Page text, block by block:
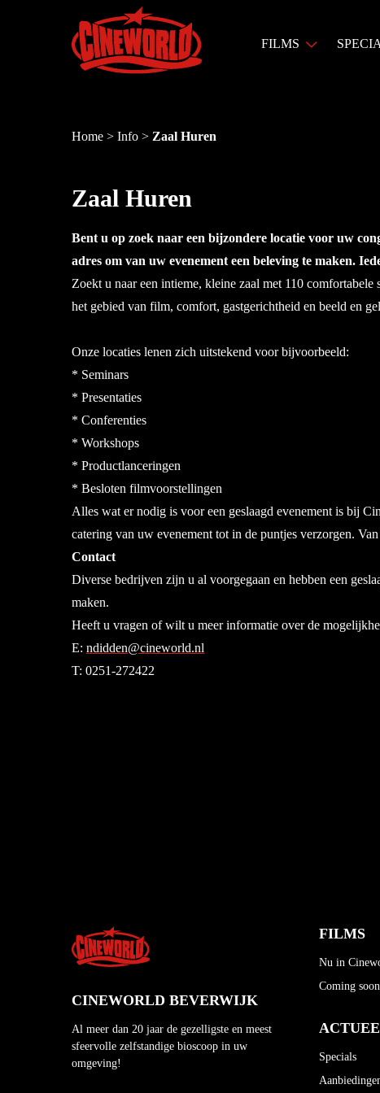
FILMS
Home > Info > Zaal Huren
Zaal Huren
Bent u op zoek naar een bijzondere locatie voor uw
adres om van uw evenement een beleving te maken.
Zoekt u naar een intieme, kleine zaal met 110
het gebied van film, comfort, gastgerichtheid en beeld en
Onze locaties lenen zich uitstekend voor bijvoorbeeld:
* Seminars
* Presentaties
* Conferenties
* Workshops
* Productlanceringen
* Besloten filmvoorstellingen
Alles wat er nodig is voor een geslaagd evenement is bij
catering van uw evenement tot in de puntjes verzorgen.
Contact
Diverse bedrijven zijn u al voorgegaan en hebben een
maken.
Heeft u vragen of wilt u meer informatie over de
E: ndidden@cineworld.nl
T: 0251-272422
CINEWORLD BEVERWIJK
Al meer dan 20 jaar de gezelligste en meest
sfeervolle zelfstandige bioscoop in uw
omgeving!
FILMS
Nu in
Coming soon
Specials